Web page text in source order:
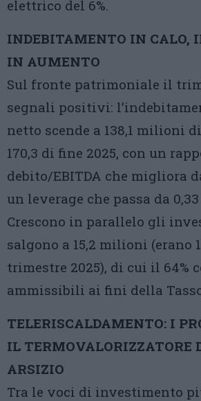
elettrico del 6%.
INDEBITAMENTO IN CALO,
IN AUMENTO
Sul fronte patrimoniale il
segnali positivi:
netto scende a 138,1 milioni
170,3 di fine 2025, con un
debito/EBITDA che migliora
un leverage che passa da 0,33
Crescono in parallelo gli
salgono a 15,2 milioni (erano
trimestre 2025), di cui il 64%
ammissibili ai fini della
TELERISCALDAMENTO: I
IL TERMOVALORIZZATORE
ARSIZIO
Tra le voci di investimento